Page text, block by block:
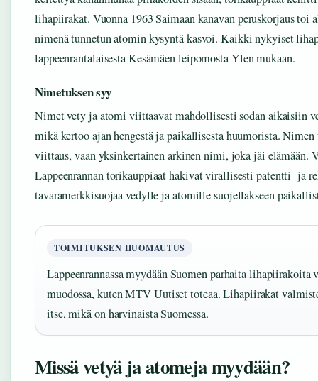
lihapiirakat. Vuonna 1963 Saimaan kanavan peruskorjaus toi
nimenä tunnetun atomin kysyntä kasvoi. Kaikki nykyiset
lappeenrantalaisesta Kesämäen leipomosta Ylen mukaan.
Nimetuksen syy
Nimet vety ja atomi viittaavat mahdollisesti sodan aikaisiin
mikä kertoo ajan hengestä ja paikallisesta huumorista.
viittaus, vaan yksinkertainen arkinen nimi, joka jäi elämään.
Lappeenrannan torikauppiaat hakivat virallisesti patentti- ja
tavaramerkkisuojaa vedylle ja atomille suojellakseen
TOIMITUKSEN HUOMAUTUS
Lappeenrannassa myydään Suomen parhaita lihapiirakoita
muodossa, kuten MTV Uutiset toteaa. Lihapiirakat
itse, mikä on harvinaista Suomessa.
Missä vetyä ja atomeja myydään?